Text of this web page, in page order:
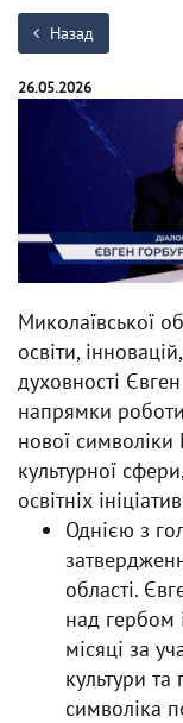
Назад
26.05.2026
Миколаївської
освіти,
духовності
напрямки роботи
нової символіки
культурної
освітніх
Однією з
області.
над гербом
місяці за
культури
символіка